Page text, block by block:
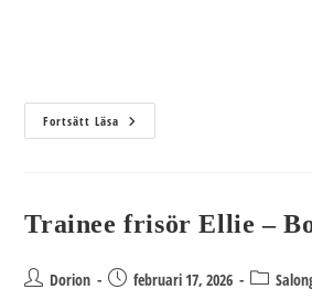
Fortsätt Läsa
Vanliga
Svar
Från
Sundsvall
Trainee frisör Ellie –
Inläggsförfattare:
Dorion
Inläggetfebruari 17, 2026